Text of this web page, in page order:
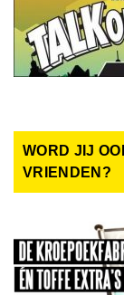
WORD JIJ
VRIENDEN?